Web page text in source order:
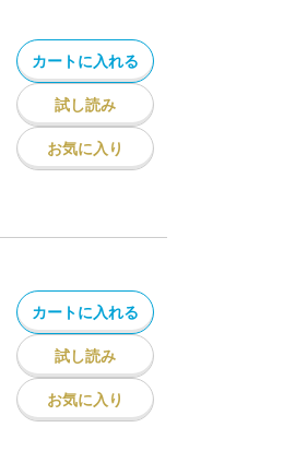
カートに入れる
試し読み
お気に入り
カートに入れる
試し読み
お気に入り